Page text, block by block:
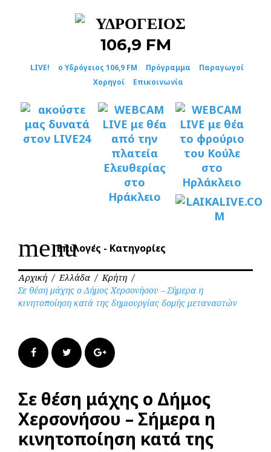
LIVE! ο Υδρόγειος 106,9 FM Πρόγραμμα
Παραγωγοί
Χορηγοί
Επικοινωνία
menuΕπιλογές - Κατηγορίες
Αρχική / Ελλάδα / Κρήτη /
Σε θέση μάχης ο Δήμος Χερσονήσου – Σήμερα η
κινητοποίηση κατά της δημιουργίας δομής μεταναστών
FacebookTwitter Google+
Σε θέση μάχης ο Δήμος
Χερσονήσου – Σήμερα η
κινητοποίηση κατά της